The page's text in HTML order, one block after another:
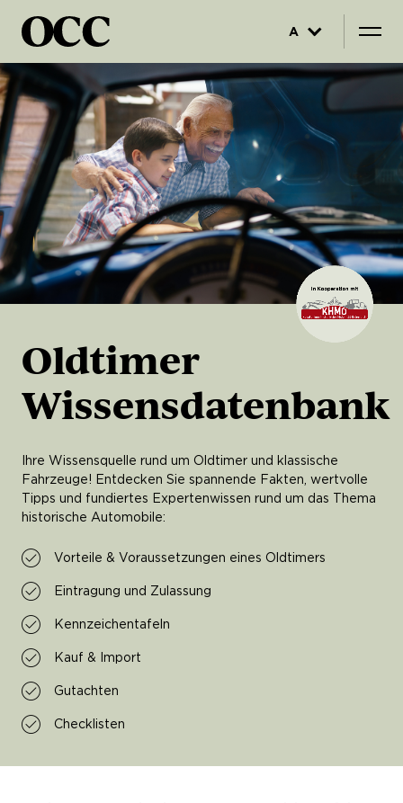
A
Oldtimer
Wissensdatenbank
Ihre Wissensquelle rund um Oldtimer und klassische
Fahrzeuge! Entdecken Sie spannende Fakten, wertvolle
Tipps und fundiertes Expertenwissen rund um das Thema
historische Automobile:
Vorteile & Voraussetzungen eines Oldtimers
Eintragung und Zulassung
Kennzeichentafeln
Kauf & Import
Gutachten
Checklisten